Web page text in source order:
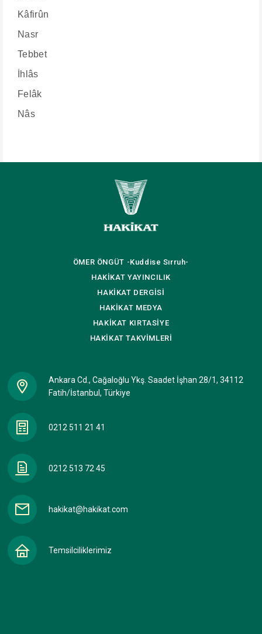
Kâfirûn
Nasr
Tebbet
İhlâs
Felâk
Nâs
ÖMER ÖNGÜT -Kuddise Sırruh-
HAKİKAT YAYINCILIK
HAKİKAT DERGİSİ
HAKİKAT MEDYA
HAKİKAT KIRTASİYE
HAKİKATTAKVİMLERİ
Ankara Cd., Cağaloğlu Ykş. Saadet İşhan 28/1, 34112
Fatih/İstanbul, Türkiye
0212 511 21 41
0212 513 72 45
hakikat@hakikat.com
Temsilciliklerimiz